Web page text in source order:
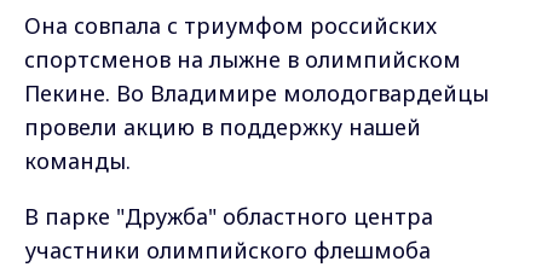
Она совпала с триумфом российских
спортсменов на лыжне в олимпийском
Пекине. Во Владимире молодогвардейцы
провели акцию в поддержку нашей
команды.
В парке "Дружба" областного центра
участники олимпийского флешмоба